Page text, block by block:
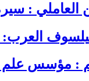
العاملي :
العرب:
: مؤسس علم